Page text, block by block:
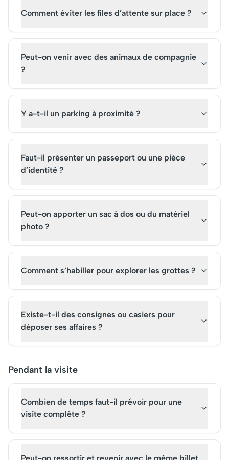
Comment éviter les files d’attente sur place ?
Peut-on venir avec des animaux de compagnie
?
Y a-t-il un parking à proximité ?
Faut-il présenter un passeport ou une pièce
d’identité ?
Peut-on apporter un sac à dos ou du matériel
photo ?
Comment s’habiller pour explorer les grottes ?
Existe-t-il des consignes ou casiers pour
déposer ses affaires ?
Pendant la visite
Combien de temps faut-il prévoir pour une
visite complète ?